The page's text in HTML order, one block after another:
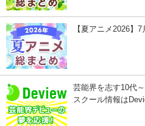
【夏アニメ2026】
芸能界を志す10代
スクール情報は